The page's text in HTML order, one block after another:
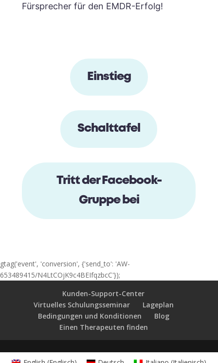
Fürsprecher für den EMDR-Erfolg!
Einstieg
Schalttafel
Tritt der Facebook-
Gruppe bei
gtag('event', 'conversion', {'send_to': 'AW-
653489415/N4LtCOjK9c4BEIfqzbcC'});
Kunden-Support-Center
Virtuelles Schulungsseminar
Lageplan
Bedingungen und Konditionen
Blog
Einen Therapeuten finden